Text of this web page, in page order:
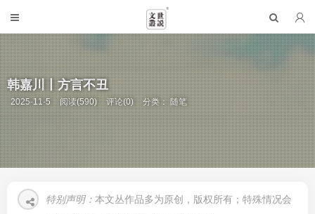
韩嘉川丨方言不丑
2025-11-5 阅读(590) 评论(0) 分类：随笔
特别声明： 本文丛作品多为原创，版权所有；特殊情况会